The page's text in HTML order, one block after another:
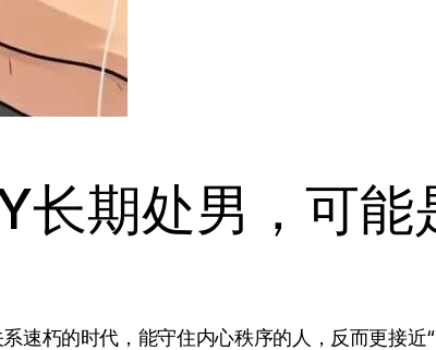
长期处男，可能
速朽的时代，能守住内心秩序的人，反而更接近